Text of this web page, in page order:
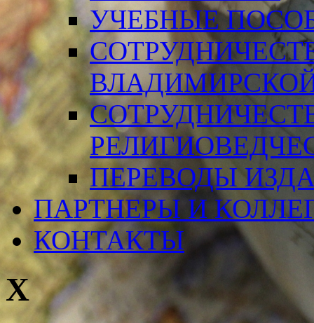
УЧЕБНЫЕ
ПЕРЕВОДЫ
ПАРТНЕРЫ И
КОНТАКТЫ
Х